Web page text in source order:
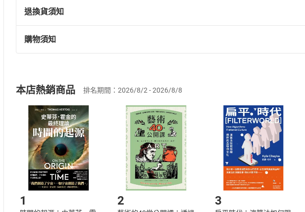
退換貨須知
退換貨規定：
(一)依消費者保護法第19條第1項後段暨通訊交易解除權合理例外情事適用
(二)消費者訂購本店鋪之商品即代表知悉本店鋪所銷售之商品為電子書，
且已下載/存取電子書，不得請求退貨退款。
退貨方式：您欲取消訂單或辦理退貨時，請登入樂天市場，並於「我的訂單
貨」，本店鋪將依您的申請進行審核，待審核通過後將為您辦理退款事宜。
請注意，樂天市場須以整筆訂單為單位進行取消/退貨，恕無法以單支商品取
購物須知
挑選商品
Choose
放入購物車
Shopping cart
登入帳號
Login
購書後，如何開始使用？
Step1.選擇閱讀載具 Step2.登入
本店熱銷商品 排名期間：2026/8/2 - 2026/8/8
1 2 3